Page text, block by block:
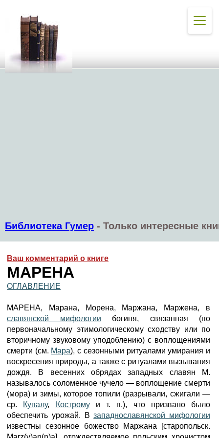
Библиотека Гумер - Только интересные
Ваш комментарий о книге
МАРЕНА
ОГЛАВЛЕНИЕ
МАРЕНА, Марана, Морена, Маржана, Маржена, в
славянской мифологии богиня, связанная (по
первоначальному этимологическому сходству или по
вторичному звуковому уподоблению) с воплощениями
смерти (см. Мара), с сезонными ритуалами умирания и
воскресения природы, а также с ритуалами вызывания
дождя. В весенних обрядах западных славян М.
называлось соломенное чучело — воплощение смерти
(мора) и зимы, которое топили (разрывали, сжигали —
ср.
Купалу, Костромуи т. п.), что призвано было
обеспечить урожай. Взападнославянской мифологии
известны сезонное божество Маржана [старопольск.